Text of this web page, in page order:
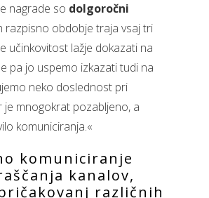
nagrade so dolgoročni
razpisno obdobje traja vsaj tri
učinkovitost lažje dokazati na
pa jo uspemo izkazati tudi na
neko doslednost pri
je mnogokrat pozabljeno, a
komuniciranja.«
komuniciranje
kanalov,
različnih